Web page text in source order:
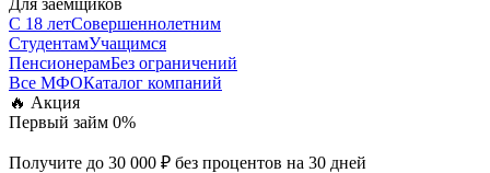
Для заёмщиков
С 18 летСовершеннолетним
СтудентамУчащимся
ПенсионерамБез ограничений
Все МФОКаталог компаний
🔥 Акция
Первый займ 0%
Получите до 30 000 ₽ без процентов на 30 дней